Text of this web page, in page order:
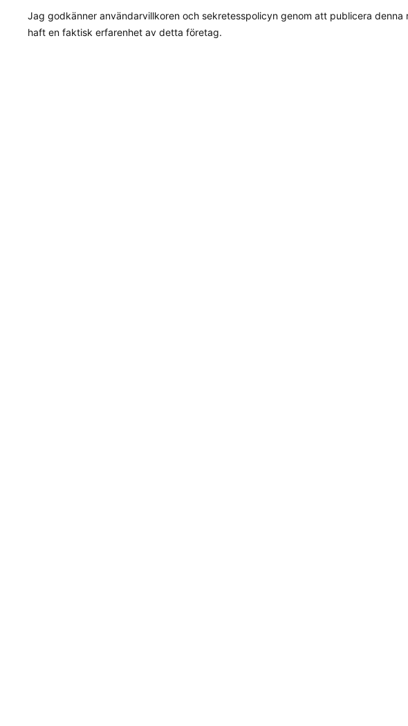
Jag godkänner användarvillkoren och sekretesspolicyn genom att publicera
haft en faktisk erfarenhet av detta företag.